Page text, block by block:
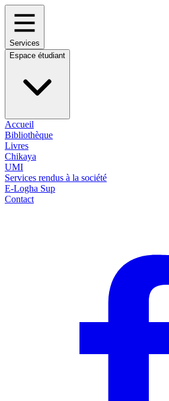
Services
Espace étudiant
Accueil
Bibliothèque
Livres
Chikaya
UMI
Services rendus à la société
E-Logha Sup
Contact